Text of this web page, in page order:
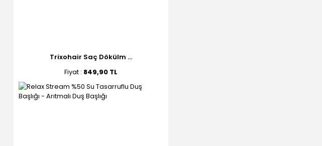
Trixohair Saç Dökülm ...
Fiyat : 849,90 TL